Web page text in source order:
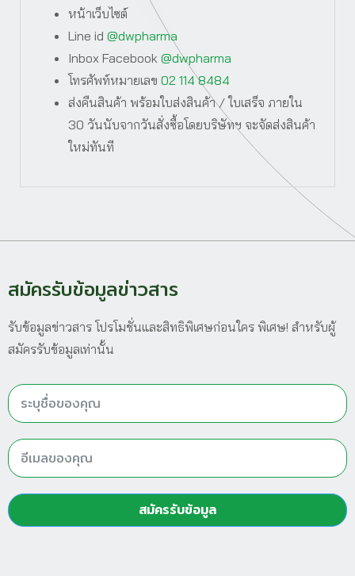
หน้าเว็บไซต์
Line id @dwpharma
Inbox Facebook @dwpharma
โทรศัพท์หมายเลข 02 114 8484
ส่งคืนสินค้า พร้อมใบส่งสินค้า / ใบเสร็จ ภายใน
30 วันนับจากวันสั่งซื้อโดยบริษัทฯ จะจัดส่งสินค้า
ใหม่ทันที
สมัครรับข้อมูลข่าวสาร
รับข้อมูลข่าวสาร โปรโมชั่นและสิทธิพิเศษก่อนใคร พิเศษ! สำหรับผู้
สมัครรับข้อมูลเท่านั้น
สมัครรับข้อมูล